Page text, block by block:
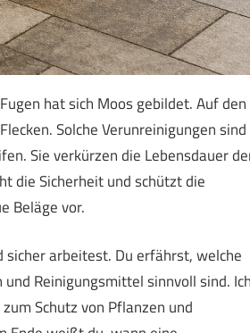
hat sich Moos gebildet. Auf den
Solche Verunreinigungen sind
Sie verkürzen die Lebensdauer
die Sicherheit und schützt die
Beläge vor.
sicher arbeitest. Du erfährst, welche
Reinigungsmittel sinnvoll sind.
Schutz von Pflanzen und